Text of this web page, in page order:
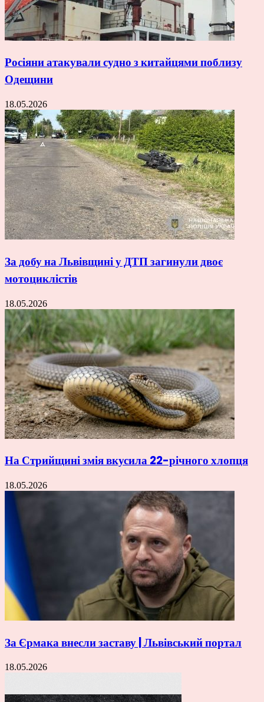
Росіяни атакували судно з китайцями поблизу
Одещини
18.05.2026
За добу на Львівщині у ДТП загинули двоє
мотоциклістів
18.05.2026
На Стрийщині змія вкусила 22-річного хлопця
18.05.2026
За Єрмака внесли заставу | Львівський портал
18.05.2026